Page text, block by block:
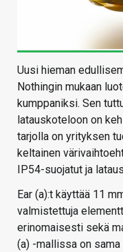
Uusi hieman
Nothingin mukaan
kumppaniksi. Sen
latauskoteloon on
tarjolla on yrityksen
keltainen
IP54-suojatut ja
Ear (a):t käyttää 11
valmistettuja
erinomaisesti sekä
(a) -mallissa on